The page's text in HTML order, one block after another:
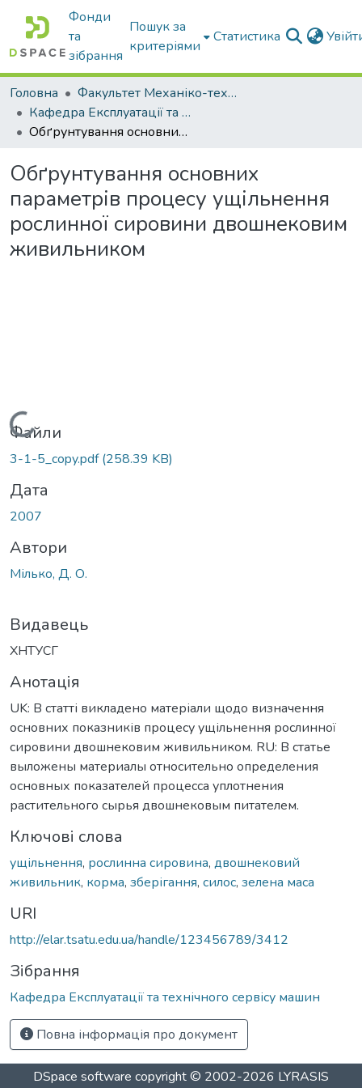
Фонди
та
зібрання
Пошук за
критеріями
Статистика
Головна
Факультет Механіко-технологічний
Кафедра Експлуатації та технічного сервісу машин
Обґрунтування основних параметрів процесу ущільнення рослинної сировини двошнековим живильником
Обґрунтування основних
параметрів процесу ущільнення
рослинної сировини двошнековим
живильником
Вантажиться...
Файли
3-1-5_copy.pdf(258.39 KB)
Дата
2007
Автори
Мілько, Д. О.
Видавець
ХНТУСГ
Анотація
UK: В статті викладено матеріали щодо визначення
основних показників процесу ущільнення рослинної
сировини двошнековим живильником. RU: В статье
выложены материалы относительно определения
основных показателей процесса уплотнения
растительного сырья двошнековым питателем.
Ключові слова
ущільнення, рослинна сировина, двошнековий
живильник, корма, зберігання, силос, зелена маса
URI
http://elar.tsatu.edu.ua/handle/123456789/3412
Зібрання
Кафедра Експлуатації та технічного сервісу машин
Повна інформація про документ
DSpace software copyright © 2002-2026 LYRASIS